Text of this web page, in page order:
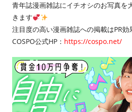
青年誌漫画雑誌にイチオシのお写真を
きます
注目度の高い漫画雑誌への掲載はPR効
COSPO公式HP： https://cospo.net/